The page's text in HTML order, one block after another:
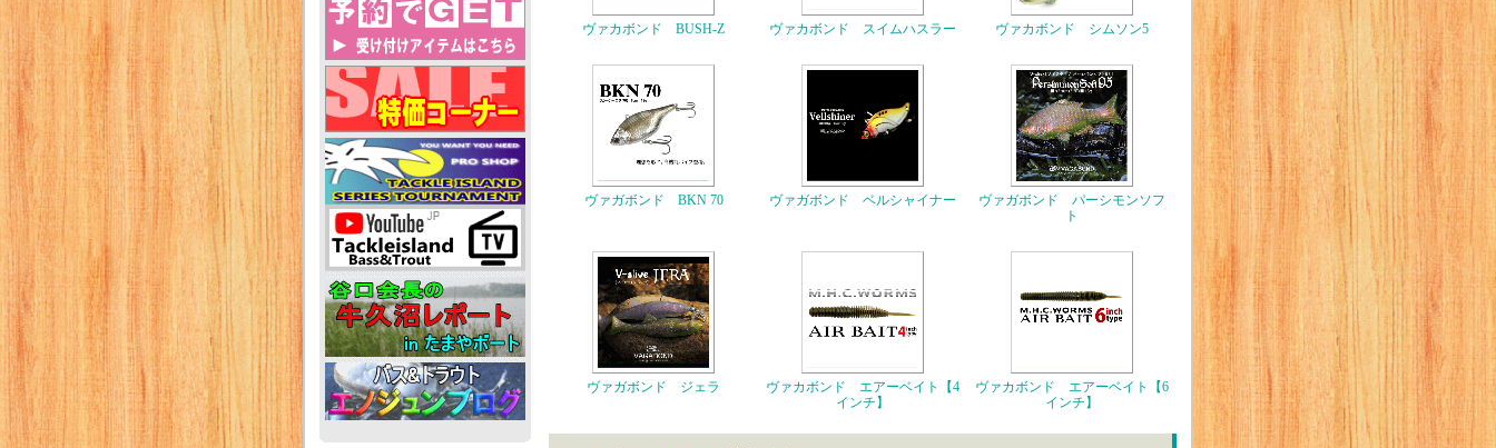
ヴァカボンド BUSH-Z ヴァカボンド スイムハスラー ヴァカボンド シムソン5
ヴァガボンド BKN 70 ヴァガボンド ベルシャイナー
ヴァガボンド パーシモンソフ
ト
ヴァガボンド ジェラ
ヴァカボンド エアーベイト【4
インチ】
ヴァカボンド エアーベイト【6
インチ】